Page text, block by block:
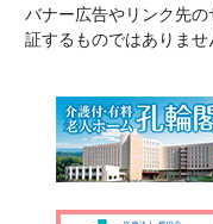
バナー広告やリンク先
証するものではありませ